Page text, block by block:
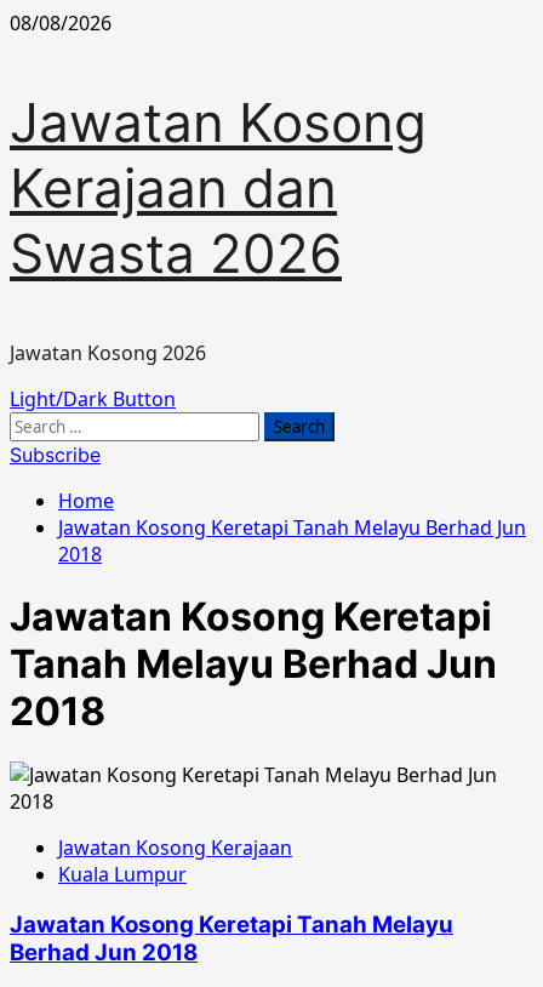
Skip
08/08/2026
Jawatan Kosong
Kerajaan dan
Swasta 2026
Jawatan Kosong 2026
Primary
Menu
Light/Dark Button
Search
for:
Subscribe
Home
Jawatan Kosong Keretapi Tanah Melayu Berhad Jun
2018
Jawatan Kosong Keretapi
Tanah Melayu Berhad Jun
2018
Jawatan Kosong Kerajaan
Kuala Lumpur
Jawatan Kosong Keretapi Tanah Melayu
Berhad Jun 2018